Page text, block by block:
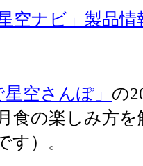
星空ナビ」製品
星空さんぽ」 の
食の楽しみ方
す）。